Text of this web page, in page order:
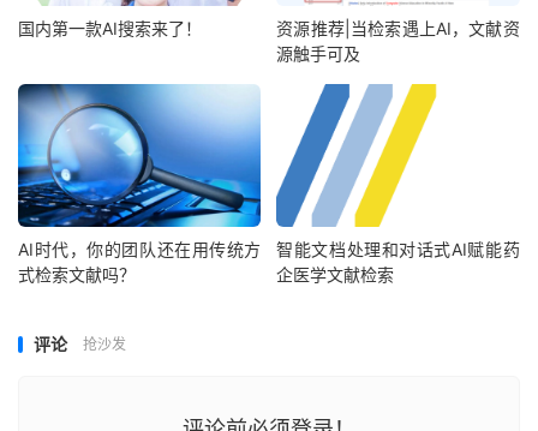
国内第一款AI搜索来了！
资源推荐|当检索遇上AI，文献资
源触手可及
AI时代，你的团队还在用传统方
式检索文献吗？
智能文档处理和对话式AI赋能药
企医学文献检索
评论 抢沙发